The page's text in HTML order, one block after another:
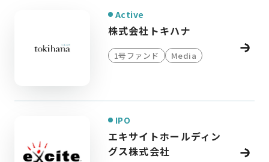
Active
株式会社トキハナ
1号ファンド Media
IPO
エキサイトホールディン
グス株式会社